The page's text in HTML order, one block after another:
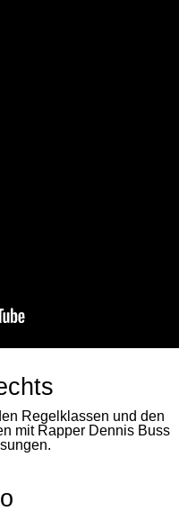
Regelklassen und den
mit Rapper Dennis Buss